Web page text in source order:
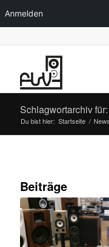
Anmelden
Schlagwortarchiv
Du bist hier: Startseite / News
Beiträge